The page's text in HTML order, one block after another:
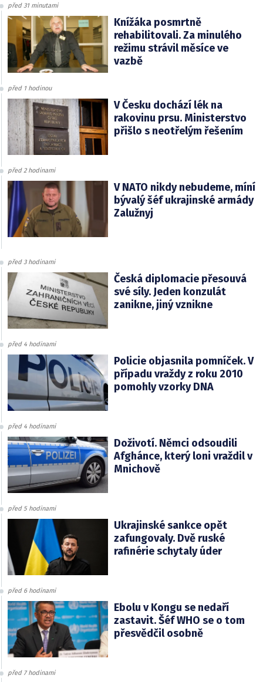
před 31 minutami
Knížáka posmrtně
rehabilitovali. Za minulého
režimu strávil měsíce ve
vazbě
před 1 hodinou
V Česku dochází lék na
rakovinu prsu. Ministerstvo
přišlo s neotřelým řešením
před 2 hodinami
V NATO nikdy nebudeme, míní
bývalý šéf ukrajinské armády
Zalužnyj
před 3 hodinami
Česká diplomacie přesouvá
své síly. Jeden konzulát
zanikne, jiný vznikne
před 4 hodinami
Policie objasnila pomníček. V
případu vraždy z roku 2010
pomohly vzorky DNA
před 4 hodinami
Doživotí. Němci odsoudili
Afghánce, který loni vraždil v
Mnichově
před 5 hodinami
Ukrajinské sankce opět
zafungovaly. Dvě ruské
rafinérie schytaly úder
před 6 hodinami
Ebolu v Kongu se nedaří
zastavit. Šéf WHO se o tom
přesvědčil osobně
před 7 hodinami